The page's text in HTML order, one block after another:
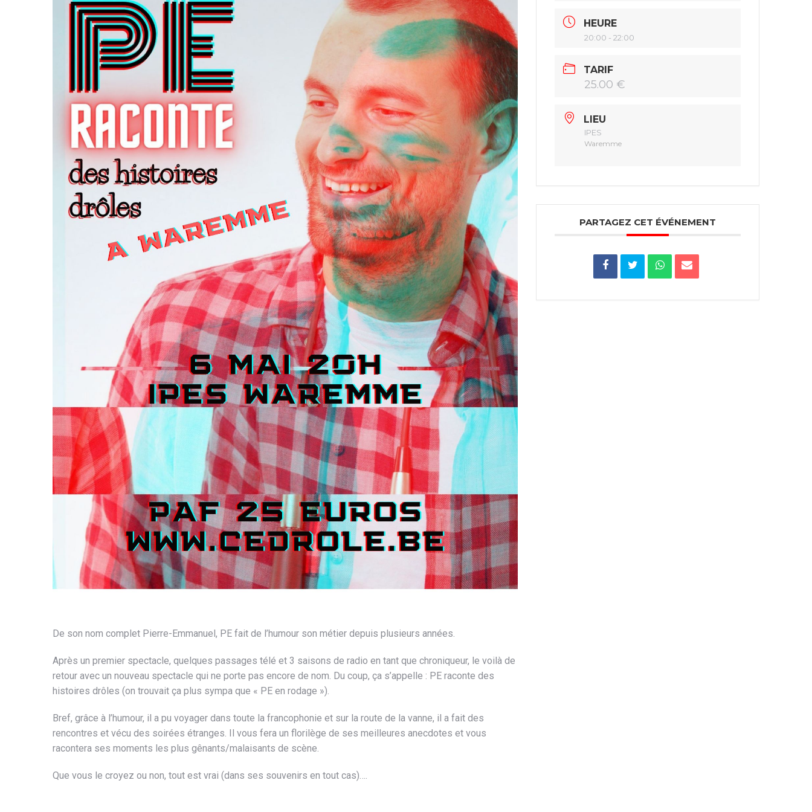
De son nom complet Pierre-Emmanuel, PE fait de l’humour son métier depuis plusieurs années.
Après un premier spectacle, quelques passages télé et 3 saisons de radio en tant que chroniqueur, le voilà de
retour avec un nouveau spectacle qui ne porte pas encore de nom. Du coup, ça s’appelle : PE raconte des
histoires drôles (on trouvait ça plus sympa que « PE en rodage »).
Bref, grâce à l’humour, il a pu voyager dans toute la francophonie et sur la route de la vanne, il a fait des
rencontres et vécu des soirées étranges. Il vous fera un florilège de ses meilleures anecdotes et vous
racontera ses moments les plus gênants/malaisants de scène.
Que vous le croyez ou non, tout est vrai (dans ses souvenirs en tout cas)….
HEURE
20:00 - 22:00
TARIF
25.00 €
LIEU
IPES
Waremme
PARTAGEZ CET ÉVÉNEMENT